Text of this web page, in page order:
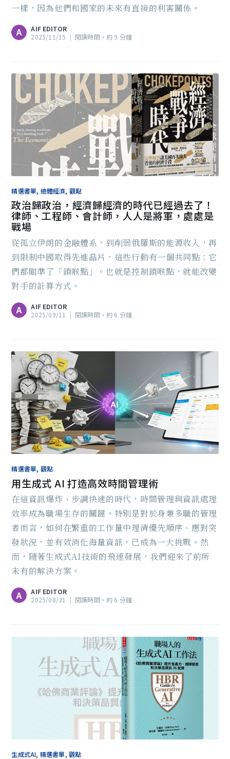
一樣，因為他們和國家的未來有直接的利害關係。
A
AIF EDITOR
2025/11/15 | 閱讀時間‧約 9 分鐘
精選書單, 總體經濟, 觀點
政治歸政治，經濟歸經濟的時代已經過去了！
律師、工程師、會計師，人人是將軍，處處是
戰場
從孤立伊朗的金融體系，到削弱俄羅斯的能源收入，再
到限制中國取得先進晶片，這些行動有一個共同點：它
們都瞄準了「鎖喉點」。也就是控制鎖喉點，就能改變
對手的計算方式。
A
AIF EDITOR
2025/09/11
| 閱讀時間‧約 6 分鐘
精選書單, 觀點
用生成式 AI 打造高效時間管理術
在這資訊爆炸、步調快速的時代，時間管理與資訊處理
效率成為職場生存的關鍵。特別是對於身兼多職的管理
者而言，如何在繁重的工作量中理清優先順序、應對突
發狀況，並有效消化海量資訊，已成為一大挑戰。然
而，隨著生成式AI技術的飛速發展，我們迎來了前所
未有的解決方案。
A
AIF EDITOR
2025/08/31
| 閱讀時間‧約 6 分鐘
生成式AI, 精選書單, 觀點